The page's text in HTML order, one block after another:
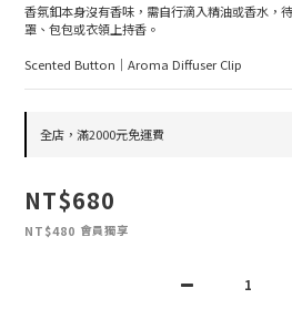
香氛釦本身沒有香味，需自行滴入精油或香水，
罩、包包或衣領上持香。
Scented Button｜Aroma Diffuser Clip
全店，滿2000元免運費
NT$680
NT$480 會員獨享